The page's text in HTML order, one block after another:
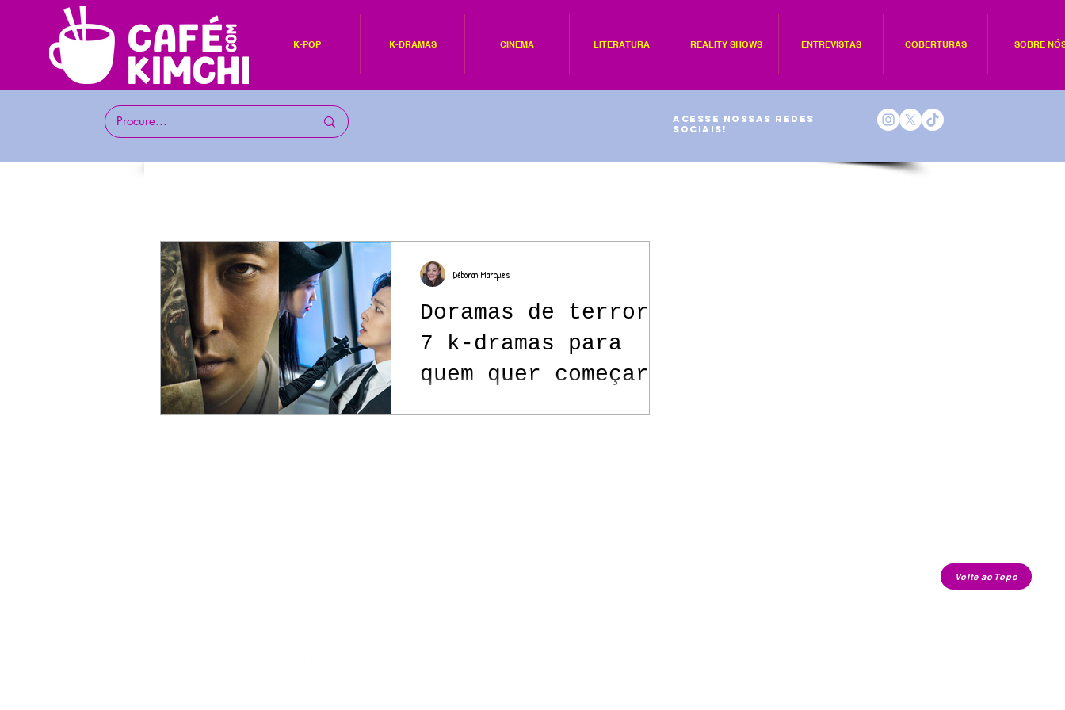
K-POP K-DRAMAS CINEMA LITERATURA REALITY SHOWS ENTREVISTAS COBERTURAS SOBRE
Acesse nossas redes
sociais!
Doramas de terror:
7 k-dramas para
quem quer começar
Déborah Marques
Volte ao Topo